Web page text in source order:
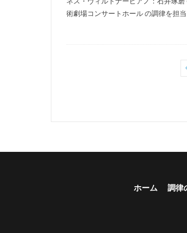
術劇場コンサートホール の調律を担
ホーム 調律